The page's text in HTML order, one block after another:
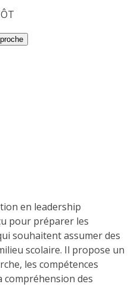
en leadership
pour préparer les
souhaitent assumer des
scolaire. Il propose un
les compétences
compréhension des